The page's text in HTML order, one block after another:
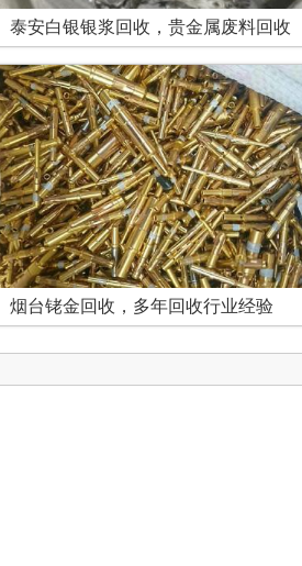
泰安白银银浆回收，贵金属废料回收
烟台铑金回收，多年回收行业经验